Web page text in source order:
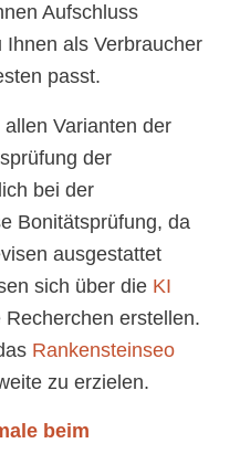
Aufschluss
als Verbraucher
passt.
Varianten der
der
bei der
Bonitätsprüfung, da
ausgestattet
sich über die KI
erstellen.
Rankensteinseo
zu erzielen.
beim